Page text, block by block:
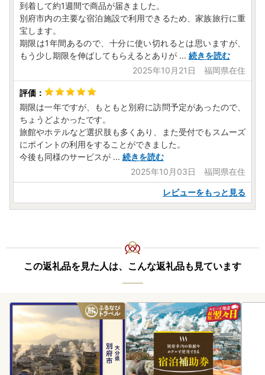
到着して約1週間で商品が届きました。
別府市内の主要な宿泊施設で利用できるため、家族旅行に重
宝します。
期限は1年間あるので、十分に使い切れるとは思いますが、
もう少し期限を伸ばしてもらえるとありが ... 続きを読む
2025年10月21日 福岡県在住
期限は一年ですが、もともと別府に訪問予定があったので、
ちょうどよかったです。
旅館やホテルなど選択肢も多くあり、また受付でもスムーズ
にポイントの利用をすることができました。
今後も同様のサービスが ... 続きを読む
2025年10月03日 福岡県在住
レビューをもっと見る
この返礼品を見た人は、こんな返礼品も見ています